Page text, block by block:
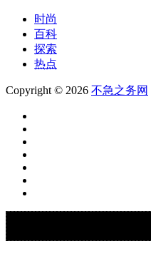
时尚
百科
探索
热点
Copyright © 2026 不急之务网